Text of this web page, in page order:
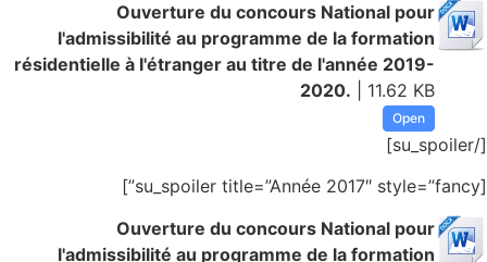
Ouverture du concours National pour
l'admissibilité au programme de la formation
résidentielle à l'étranger au titre de l'année 2019-
2020. | 11.62 KB
Open
[/su_spoiler]
[su_spoiler title=”Année 2017″ style=”fancy”]
Ouverture du concours National pour
l'admissibilité au programme de la formation